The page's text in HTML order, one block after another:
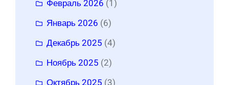
Февраль 2026 (1)
Январь 2026 (6)
Декабрь 2025 (4)
Ноябрь 2025 (2)